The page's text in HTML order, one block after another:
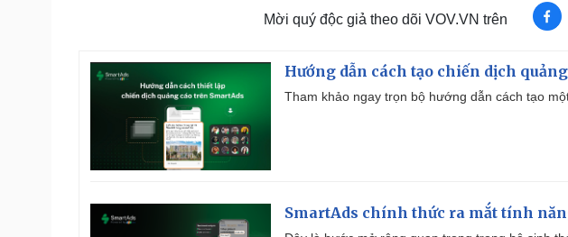
Mời quý độc giả theo dõi VOV.VN trên
Hướng dẫn cách tạo chiến dịch
Tham khảo ngay trọn bộ hướng dẫn cách tạo
SmartAds chính thức ra mắt tính